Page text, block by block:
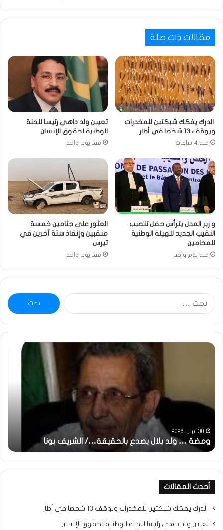
مقالات ذات صلة
الدرك يفكك شبكتين للمخدرات
ويوقف 13 شخصا في أطار
منذ 4 ساعات
تعيين ولد داهي رئيسا للجنة
الوطنية لحقوق الإنسان
منذ يوم واحد
و زير العدل يترأس حفل تنصيب
النقيب الجديد للهيئة الوطنية
للمحامين
منذ يوم واحد
العثور على جثامين خمسة
منقبين وإنقاذ ستة آخرين في
تيرس
منذ يوم واحد
البحث
عن:
ومضة
بالحقيقة…/
الشريف
30 أبريل، 2026
ومضة … ولد بلال يصدع بالحقيقة…/ الشريف بونا
أحدث المقالات
الدرك يفكك شبكتين للمخدرات ويوقف 13 شخصا في أطار
تعيين ولد داهي رئيسا للجنة الوطنية لحقوق الإنسان